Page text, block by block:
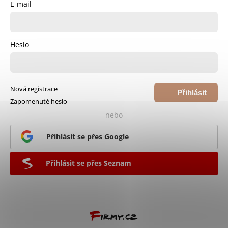
E-mail
Heslo
Přihlásit
Nová registrace
Zapomenuté heslo
nebo
Přihlásit se přes Google
Přihlásit se přes Seznam